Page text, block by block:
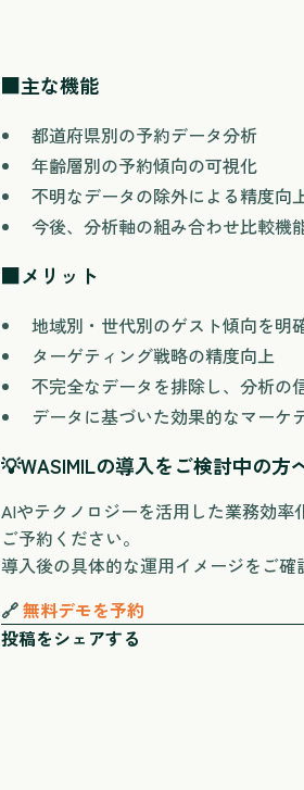
■主な機能
都道府県別の予約データ分析
年齢層別の予約傾向の可視化
不明なデータの除外による精度向
今後、分析軸の組み合わせ比較機
■メリット
地域別・世代別のゲスト傾向を明
ターゲティング戦略の精度向上
不完全なデータを排除し、分析の
データに基づいた効果的なマーケ
💡WASIMILの導入をご検討中の方
AIやテクノロジーを活用した業務効
ご予約ください。
導入後の具体的な運用イメージをご確
🔗無料デモを予約
投稿をシェアする